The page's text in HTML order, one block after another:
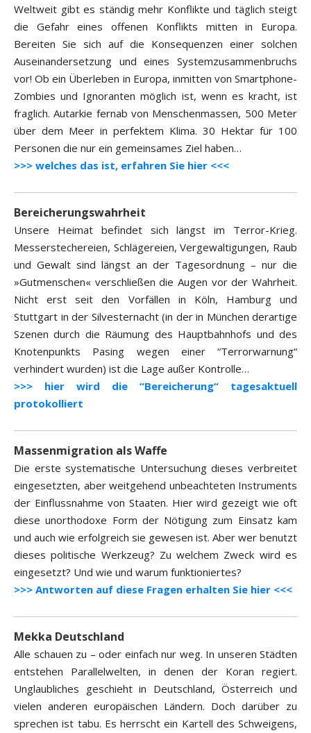
Weltweit gibt es ständig mehr Konflikte und täglich steigt
die Gefahr eines offenen Konflikts mitten in Europa.
Bereiten Sie sich auf die Konsequenzen einer solchen
Auseinandersetzung und eines Systemzusammenbruchs
vor! Ob ein Überleben in Europa, inmitten von Smartphone-
Zombies und Ignoranten möglich ist, wenn es kracht, ist
fraglich. Autarkie fernab von Menschenmassen, 500 Meter
über dem Meer in perfektem Klima. 30 Hektar für 100
Personen die nur ein gemeinsames Ziel haben…
>>> welches das ist, erfahren Sie hier <<<
Bereicherungswahrheit
Unsere Heimat befindet sich längst im Terror-Krieg.
Messerstechereien, Schlägereien, Vergewaltigungen, Raub
und Gewalt sind längst an der Tagesordnung – nur die
»Gutmenschen« verschließen die Augen vor der Wahrheit.
Nicht erst seit den Vorfällen in Köln, Hamburg und
Stuttgart in der Silvesternacht (in der in München derartige
Szenen durch die Räumung des Hauptbahnhofs und des
Knotenpunkts Pasing wegen einer “Terrorwarnung“
verhindert wurden) ist die Lage außer Kontrolle…
>>> hier wird die “Bereicherung“ tagesaktuell
protokolliert
Massenmigration als Waffe
Die erste systematische Untersuchung dieses verbreitet
eingesetzten, aber weitgehend unbeachteten Instruments
der Einflussnahme von Staaten. Hier wird gezeigt wie oft
diese unorthodoxe Form der Nötigung zum Einsatz kam
und auch wie erfolgreich sie gewesen ist. Aber wer benutzt
dieses politische Werkzeug? Zu welchem Zweck wird es
eingesetzt? Und wie und warum funktioniertes?
>>> Antworten auf diese Fragen erhalten Sie hier <<<
Mekka Deutschland
Alle schauen zu – oder einfach nur weg. In unseren Städten
entstehen Parallelwelten, in denen der Koran regiert.
Unglaubliches geschieht in Deutschland, Österreich und
vielen anderen europäischen Ländern. Doch darüber zu
sprechen ist tabu. Es herrscht ein Kartell des Schweigens,